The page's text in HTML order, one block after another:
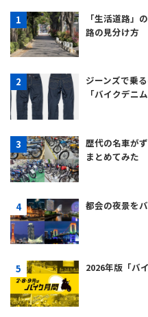
「生活道路」
路の見分け方
ジーンズで乗
「バイクデニ
歴代の名車が
まとめてみた
都会の夜景を
2026年版「バ